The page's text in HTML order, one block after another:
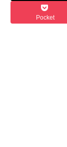
Pocket